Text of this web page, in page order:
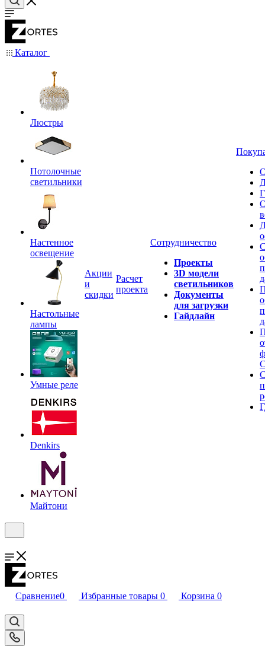
Каталог
Люстры
Потолочные
светильники
Настенное
освещение
Настольные
лампы
Умные реле
Denkirs
Майтони
Акции
и
скидки
Расчет
проекта
Сотрудничество
Проекты
3D модели
светильников
Документы
для загрузки
Гайдлайн
Сравнение0 Избранные товары 0 Корзина 0